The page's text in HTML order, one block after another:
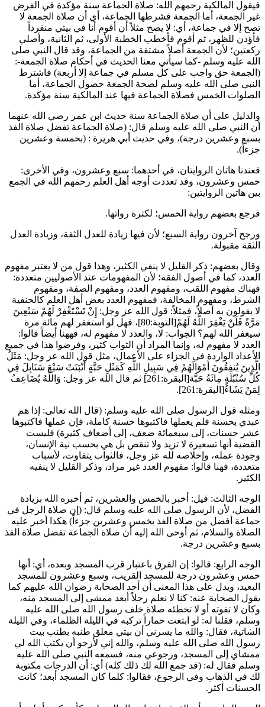
فيقول المالكية رحمهم الله: صلاة الجماعة سنة مؤكدة في الفرض
غير الجمعة، أما الجمعة فشرطها الجماعة، أي أن صلاة الجمعة لا
تصح إلا في جماعة، أي: لا يصح مثلاً أن أقوم أنا في بيتي منفرداً
فأؤذن للظهر، ثم أقوم فأخطب الخطبة الأولى، ثم الثانية، وأصلي
ركعتين؛ لأن الجمعة أصلاً مشتقة من الجماعة، وقد قال النبي صلى
الله عليه وسلم -كما سيأتي معنا الحديث في أحكام صلاة الجمعة-:
( الجمعة حق واجب على كل مسلم في جماعة إلا أربعة) فاشترط
النبي صلى الله عليه وسلم لصحة الجمعة حصول الجماعة، أما
الصلوات الخمس فصلاة الجماعة فيها عند المالكية سنة مؤكدة.
والدليل على أن صلاة الجماعة سنة حديث ابن عمر رضي الله عنهما
أن النبي صلى الله عليه وسلم قال: (صلاة الجماعة تفضل صلاة الفذ
بسبع وعشرين درجة)، وفي حديث أبي هريرة : (بخمسة وعشرين
جزءاً ).
فعندنا هاتان الروايتان، في أحدهما: سبع وعشرون، وفي الأخرى:
خمس وعشرون، وقد تعددت أوجه أهل العلم رحمهم الله في الجمع
بين هاتين الروايتين:
فرجع بعضهم رواية الخمس؛ لكثرة رواتها.
ورجح آخرون رواية السبع؛ لأن فيها زيادة للعدل الثقة، وزيادة العدل
الثقة مقبولة.
وقال بعضهم: ذكر القليل لا ينفي الكثير، وهذا قول من لا يعتبر مفهوم
العدد، كما في أصول الفقه؛ لأن المفهومات عند الأصوليين متعددة:
فهناك مفهوم اللقب، ومفهوم العدد، ومفهوم الصفة، ومفهوم
الشرط، ومفهوم المخالفة، فمفهوم العدد بعض أهل العلم كالحنفية
لا يقولون به أصلاً، فمثلاً: قول الله عز وجل: إِنْ تَسْتَغْفِرْ لَهُمْ سَبْعِينَ
مَرَّةً فَلَنْ يَغْفِرَ اللَّهُ لَهُمْ[التوبة:80]، فهل لو استغفر لهم مائة مرة
سيغفر الله لهم؟ الجواب: لا، والعدد لا مفهوم له، فههنا أيضاً قالوا:
العدد لا مفهوم له، وإنما المراد أن الثواب كثير، وفرضوا هذا في جميع
الأعداد الواردة في الجزاء على الأعمال، مثل قول الله عز وجل: مَثَلُ
الَّذِينَ يُنفِقُونَ أَمْوَالَهُمْ فِي سَبِيلِ اللَّهِ كَمَثَلِ حَبَّةٍ أَنْبَتَتْ سَبْعَ سَنَابِلَ فِي
كُلِّ سُنْبُلَةٍ مِائَةُ حَبَّة[البقرة:261] ثم قال الله عز وجل: وَاللَّهُ يُضَاعِفُ
لِمَنْ يَشَاءُ[البقرة:261].
ومثله قول الرسول صلى الله عليه وسلم: (قال الله تعالى: إذا هم
عبدي بحسنة فلم يعملها فاكتبوها حسنة كاملة، فإن عملها فاكتبوها
عشر حسنات، إلى سبعمائة ضعف، إلى أضعاف كثيرة) فليست
القضية أنها تسعيرة لا تزيد ولا تنقص بل هي بحسب نية الإنسان،
وجودة عمله، وإخلاصه لله عز وجل، فالثواب يتفاوت، لأسباب
متعددة، فهنا قالوا: مفهوم العدد غير مراد، وذكر القليل لا ينفيه
الكثير.
الوجه الثالث: قيل: أخبر بالخمس والعشرين، ثم أخبره الله بزيادة
الفضل، لأن الرسول صلى الله عليه وسلم قال: ( إن صلاة الرجل في
جماعة أفضل من صلاة الفذ بخمس وعشرين جزءاً ) هكذا أخبر عليه
الصلاة والسلام، ثم أوحى الله إليه أن صلاة الجماعة تفضل صلاة الفذ
بسبع وعشرين درجة.
الوجه الرابع: قالوا: إن الفرق باعتبار قرب المسجد وبعده، أي: أنها
خمس وعشرون درجة للمسجد القريب، وسبع وعشرون للمسجد
البعيد، ويدل على هذا المعنى أن أحد الصحابة رضوان الله عليهم كما
يقول الصحابة عنه: كنا لا نعلم رجلاً أبعد ممشى إلى المسجد منه،
وكان لا تفوته أو لا تخطئه صلاة خلف رسول الله صلى الله عليه
وسلم، فقلنا له: لو ابتعت حماراً تركبه في الليلة الظلماء، وفي الليلة
الشاتية، فقال: والله ما يسرني أن بيتي معلق طنبه بطنب بيت
رسول الله صلى الله عليه وسلم، والله إني لأرجو أن يكتب الله لي
ممشاي إلى المسجد، ورجوعي منه، فسمعه النبي صلى الله عليه
وسلم فقال له: (قد جمع الله لك ذلك كله) أي: أن الدرجات مكتوبة
لك في الذهاب وفي الرجوع، فقالوا: كلما كان المسجد أبعد؛ كانت
الحسنات أكثر.